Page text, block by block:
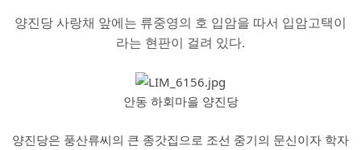
양진당 사랑채 앞에는 류중영의 호 입암을 따서 입암고택이
라는 현판이 걸려 있다.
안동 하회마을 양진당
양진당은 풍산류씨의 큰 종갓집으로 조선 중기의 문신이자 학자